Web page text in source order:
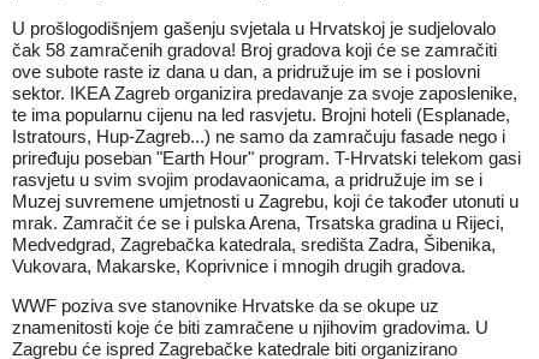
U prošlogodišnjem gašenju svjetala u Hrvatskoj je sudjelovalo
čak 58 zamračenih gradova! Broj gradova koji će se zamračiti
ove subote raste iz dana u dan, a pridružuje im se i poslovni
sektor. IKEA Zagreb organizira predavanje za svoje zaposlenike,
te ima popularnu cijenu na led rasvjetu. Brojni hoteli (Esplanade,
Istratours, Hup-Zagreb...) ne samo da zamračuju fasade nego i
priređuju poseban "Earth Hour" program. T-Hrvatski telekom gasi
rasvjetu u svim svojim prodavaonicama, a pridružuje im se i
Muzej suvremene umjetnosti u Zagrebu, koji će također utonuti u
mrak. Zamračit će se i pulska Arena, Trsatska gradina u Rijeci,
Medvedgrad, Zagrebačka katedrala, središta Zadra, Šibenika,
Vukovara, Makarske, Koprivnice i mnogih drugih gradova.
WWF poziva sve stanovnike Hrvatske da se okupe uz
znamenitosti koje će biti zamračene u njihovim gradovima. U
Zagrebu će ispred Zagrebačke katedrale biti organizirano